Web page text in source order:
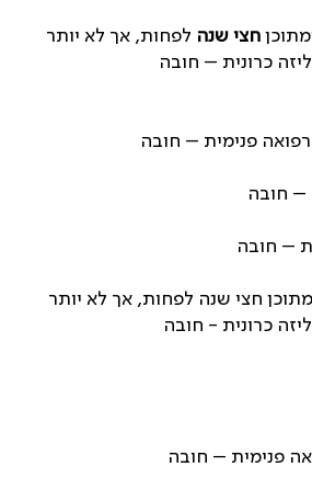
חצי שנה לפחות, אך לא יותר
כרונית – חובה
רפואה פנימית – חובה
– חובה
– חובה
חצי שנה לפחות, אך לא יותר
כרונית - חובה
פנימית – חובה